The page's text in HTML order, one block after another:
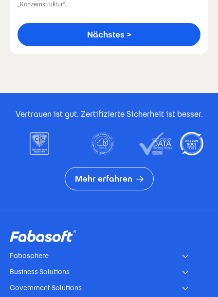
„Konzernstruktur“.
Vertrauen ist gut. Zertifizierte Sicherheit ist besser.
Mehr erfahren
Fabasphere
Business Solutions
Government Solutions